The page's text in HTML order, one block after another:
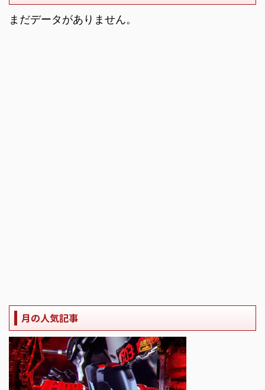
まだデータがありません。
月の人気記事